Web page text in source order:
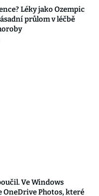
Léky jako Ozempic
průlom v léčbě
Ve Windows
Photos, které